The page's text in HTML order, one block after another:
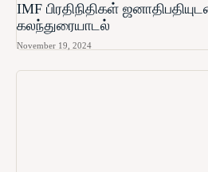
IMF பிரதிநிதிகள்
கலந்துரையாடல்
November 19, 2024